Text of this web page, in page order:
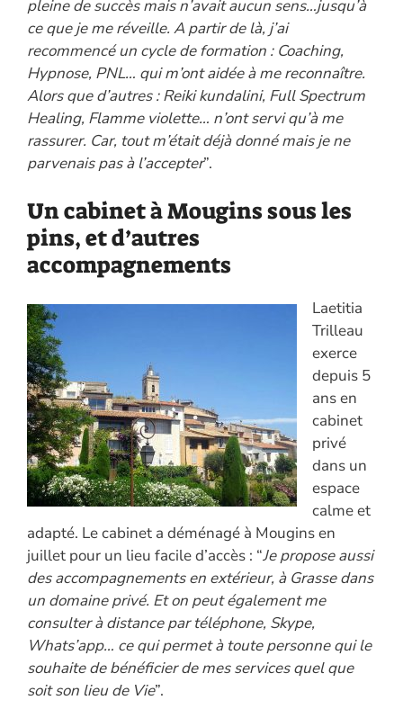
pleine de succès mais n’avait aucun sens…jusqu’à
ce que je me réveille. A partir de là, j’ai
recommencé un cycle de formation : Coaching,
Hypnose, PNL… qui m’ont aidée à me reconnaître.
Alors que d’autres : Reiki kundalini, Full Spectrum
Healing, Flamme violette… n’ont servi qu’à me
rassurer. Car, tout m’était déjà donné mais je ne
parvenais pas à l’accepter”.
Un cabinet à Mougins sous les
pins, et d’autres
accompagnements
Laetitia
Trilleau
exerce
depuis 5
ans en
cabinet
privé
dans un
espace
calme et
adapté. Le cabinet a déménagé à Mougins en
juillet pour un lieu facile d’accès : “Je propose aussi
des accompagnements en extérieur, à Grasse dans
un domaine privé. Et on peut également me
consulter à distance par téléphone, Skype,
Whats’app… ce qui permet à toute personne qui le
souhaite de bénéficier de mes services quel que
soit son lieu de Vie”.